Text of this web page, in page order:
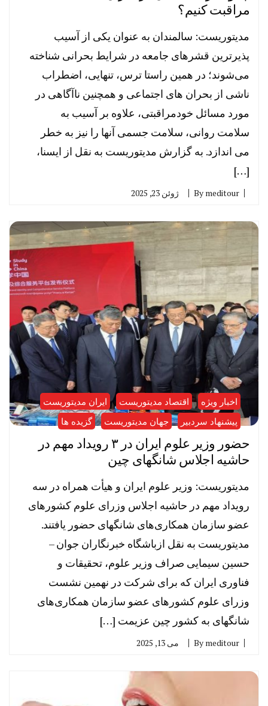
مراقبت کنیم؟
مدیتوریست: سالمندان به عنوان یکی از آسیب
پذیرترین قشرهای جامعه در شرایط بحرانی شناخته
می‌شوند؛ در همین راستا ترس، تنهایی، اضطراب
ناشی از بحران های اجتماعی و همچنین ناآگاهی در
مورد مسائل خودمراقبتی، علاوه بر آسیب به
سلامت روانی، سلامت جسمی آنها را نیز به خطر
می اندازد. به گزارش مدیتوریست به نقل از ایسنا،
[…]
By meditour ژوئن 23, 2025
اخبار ویژه اقتصاد مدیتوریست
ایران مدیتوریست
پیشنهاد سردبیر
جهان مدیتوریست گزیده ها
حضور وزیر علوم ایران در ۳ رویداد مهم در
حاشیه اجلاس شانگهای چین
مدیتوریست: وزیر علوم ایران و هیأت همراه در سه
رویداد مهم در حاشیه اجلاس وزرای علوم کشور‌های
عضو سازمان همکاری‌های شانگهای حضور یافتند.
مدیتوریست به نقل ازباشگاه خبرنگاران جوان –
حسین سیمایی صراف وزیر علوم، تحقیقات و
فناوری ایران که برای شرکت در نهمین نشست
وزرای علوم کشور‌های عضو سازمان همکاری‌های
شانگهای به کشور چین عزیمت […]
By meditour می 13, 2025